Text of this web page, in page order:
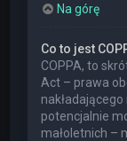
Na górę
Co to jest
COPPA, to
Act – prawa
potencjalnie
małoletnich –